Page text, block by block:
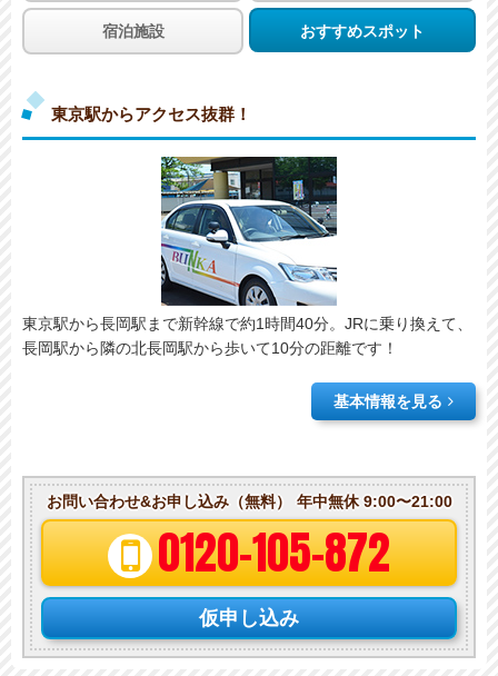
宿泊施設 おすすめスポット
東京駅からアクセス抜群！
東京駅から長岡駅まで新幹線で約1時間40分。JRに乗り換えて、
長岡駅から隣の北長岡駅から歩いて10分の距離です！
基本情報を見る
お問い合わせ&お申し込み（無料） 年中無休 9:00〜21:00
0120-105-872
仮申し込み